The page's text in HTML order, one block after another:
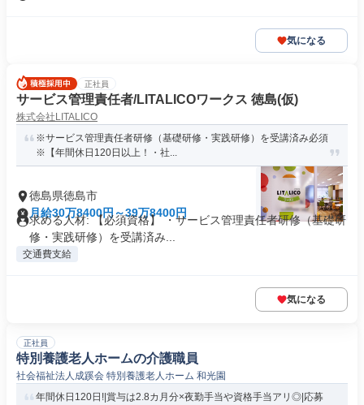
気になる
正社員
サービス管理責任者/LITALICOワークス 徳島(仮)
株式会社LITALICO
※サービス管理責任者研修（基礎研修・実践研修）を受講済み必須
※【年間休日120日以上！・社...
徳島県徳島市
月給30万8400円～39万8400円
求める人材: 【必須資格】 ・サービス管理責任者研修（基礎研
修・実践研修）を受講済み...
交通費支給
気になる
正社員
特別養護老人ホームの介護職員
社会福祉法人成蹊会 特別養護老人ホーム 和光園
年間休日120日!|賞与は2.8カ月分×夜勤手当や資格手当アリ◎|応募